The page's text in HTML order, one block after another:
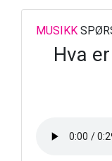
MUSIKK
Hva